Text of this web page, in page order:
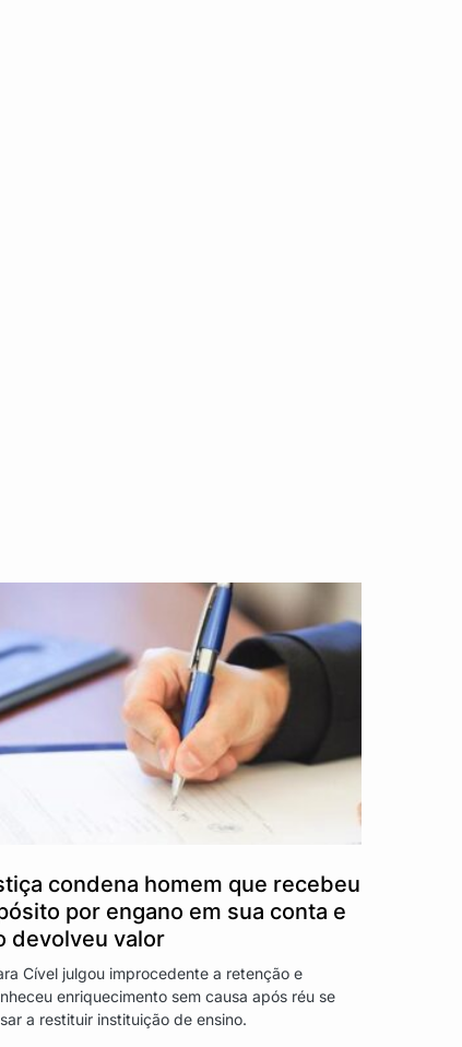
condena homem que recebeu
por engano em sua conta e
devolveu valor
Cível julgou improcedente a retenção e
enriquecimento sem causa após réu se
a restituir instituição de ensino.